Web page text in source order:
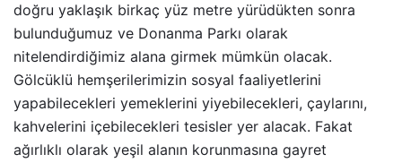
doğru yaklaşık birkaç yüz metre yürüdükten sonra
bulunduğumuz ve Donanma Parkı olarak
nitelendirdiğimiz alana girmek mümkün olacak.
Gölcüklü hemşerilerimizin sosyal faaliyetlerini
yapabilecekleri yemeklerini yiyebilecekleri, çaylarını,
kahvelerini içebilecekleri tesisler yer alacak. Fakat
ağırlıklı olarak yeşil alanın korunmasına gayret